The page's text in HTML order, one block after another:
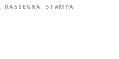
, RASSEGNA, STAMPA